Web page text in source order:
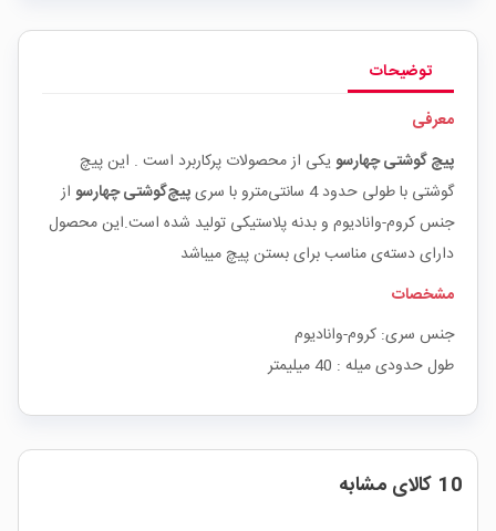
توضیحات
معرفی
پیچ گوشتیچهارسویکی از محصولات پرکاربرد است . این پیچ
گوشتی با طولی حدود 4 سانتی‌مترو با سریپیچ‌گوشتی چهارسو از
جنسکروم-وانادیوم و بدنه پلاستیکی تولید شده است.این محصول
دارای دسته‌ی مناسب برای بستن پیچ میباشد
مشخصات
جنس سری: کروم-وانادیوم
طول حدودی میله : 40 میلیمتر
10 کالای مشابه